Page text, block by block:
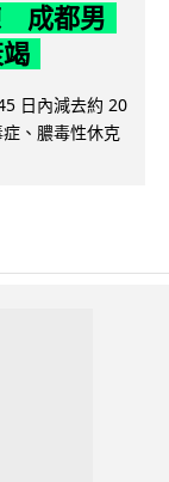
成都男
日內減去約 20
、膿毒性休克